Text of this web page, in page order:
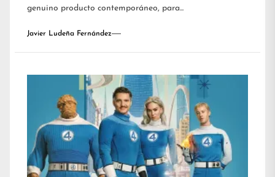
genuino producto contemporáneo, para...
Javier Ludeña Fernández